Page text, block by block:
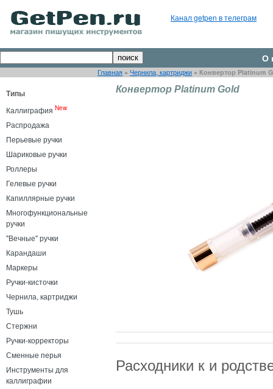
Канал getpen в телеграм
О
Главная » Чернила, картриджи » Конвертор Platinum
Типы
Каллиграфия New
Распродажа
Перьевые ручки
Шариковые ручки
Роллеры
Гелевые ручки
Капиллярные ручки
Многофункциональные
ручки
"Вечные" ручки
Карандаши
Маркеры
Ручки-кисточки
Чернила, картриджи
Тушь
Стержни
Ручки-корректоры
Сменные перья
Инструменты для
каллиграфии
Конвертор Platinum Gold
Расходники к и